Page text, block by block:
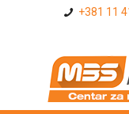
+381 11